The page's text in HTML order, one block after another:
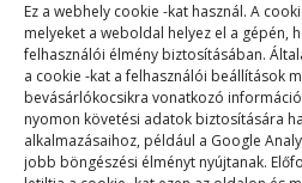
Ez a webhely cookie -kat használ. A
melyeket a weboldal helyez el a gépén,
felhasználói élmény biztosításában.
a cookie -kat a felhasználói beállítások
bevásárlókocsikra vonatkozó
nyomon követési adatok biztosítására
alkalmazásaihoz, például a Google
jobb böngészési élményt nyújtanak.